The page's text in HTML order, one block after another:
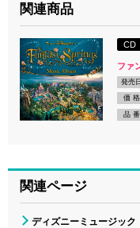
関連商品
CD
ファ
発売日
価 格
品 番
関連ページ
ディズニーミュージック